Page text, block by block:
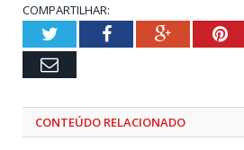
COMPARTILHAR:
TwitterFacebookGoogle+
Email
CONTEÚDO RELACIONADO